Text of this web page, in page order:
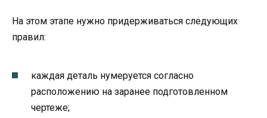
На этом этапе нужно придерживаться следующих
правил:
каждая деталь нумеруется согласно
расположению на заранее подготовленном
чертеже;